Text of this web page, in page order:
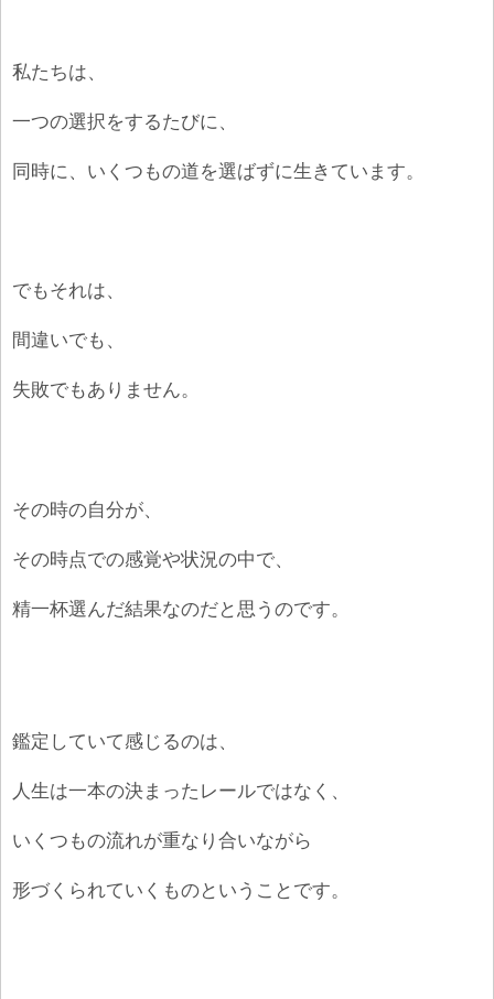
私たちは、
一つの選択をするたびに、
同時に、いくつもの道を選ばずに生きています。
でもそれは、
間違いでも、
失敗でもありません。
その時の自分が、
その時点での感覚や状況の中で、
精一杯選んだ結果なのだと思うのです。
鑑定していて感じるのは、
人生は一本の決まったレールではなく、
いくつもの流れが重なり合いながら
形づくられていくものということです。